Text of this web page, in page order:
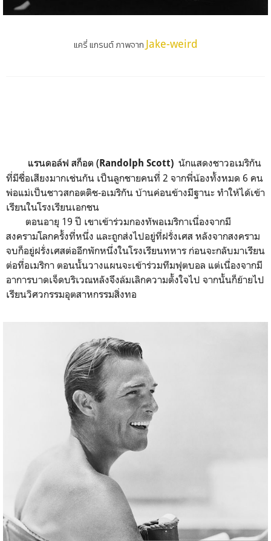
แครี่ แกรนต์ ภาพจาก Jake-weird
แรนดอล์ฟ สก็อต (Randolph Scott) นักแสดงชาวอเมริกัน
ที่มีชื่อเสียงมากเช่นกัน เป็นลูกชายคนที่ 2 จากพี่น้องทั้งหมด 6 คน
พ่อแม่เป็นชาวสกอตติช-อเมริกัน บ้านค่อนข้างมีฐานะ ทำให้ได้เข้า
เรียนในโรงเรียนเอกชน
ตอนอายุ 19 ปี เขาเข้าร่วมกองทัพอเมริกาเนื่องจากมี
สงครามโลกครั้งที่หนึ่ง และถูกส่งไปอยู่ที่ฝรั่งเศส หลังจากสงคราม
จบก็อยู่ฝรั่งเศสต่ออีกพักหนึ่งในโรงเรียนทหาร ก่อนจะกลับมาเรียน
ต่อที่อเมริกา ตอนนั้นวางแผนจะเข้าร่วมทีมฟุตบอล แต่เนื่องจากมี
อาการบาดเจ็ดบริเวณหลังจึงล้มเลิกความตั้งใจไป จากนั้นก็ย้ายไป
เรียนวิศวกรรมอุตสาหกรรมสิ่งทอ